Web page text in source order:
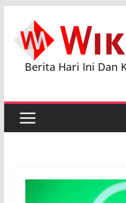
content
Berita Hari Ini Dan